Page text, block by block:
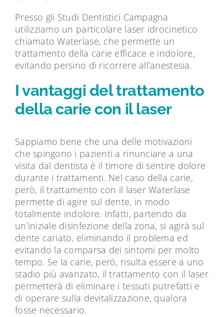
Presso gli Studi Dentistici Campagna
utilizziamo un particolare laser idrocinetico
chiamato Waterlase, che permette un
trattamento della carie efficace e indolore,
evitando persino di ricorrere all’anestesia.
I vantaggi del trattamento
della carie con il laser
Sappiamo bene che una delle motivazioni
che spingono i pazienti a rinunciare a una
visita dal dentista è il timore di sentire dolore
durante i trattamenti. Nel caso della carie,
però, il trattamento con il laser Waterlase
permette di agire sul dente, in modo
totalmente indolore. Infatti, partendo da
un’iniziale disinfezione della zona, si agirà sul
dente cariato, eliminando il problema ed
evitando la comparsa dei sintomi per molto
tempo. Se la carie, però, risulta essere a uno
stadio più avanzato, il trattamento con il laser
permetterà di eliminare i tessuti putrefatti e
di operare sulla devitalizzazione, qualora
fosse necessario.